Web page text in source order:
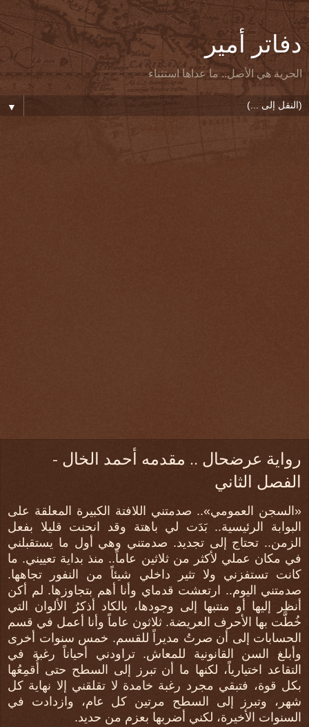
دفاتر أمير
الحرية هي الأصل.. ما عداها استثناء
▼
رواية عرضحال .. مقدمه أحمد الخال -
الفصل الثاني
«السجن العمومي».. صدمتني اللافتة الكبيرة المعلقة على
البوابة الرئيسية.. بَدَت لي باهتة وقد انحنت قليلا بفعل
الزمن.. تحتاج إلى تجديد. صدمتني وهي أول ما يستقبلني
في مكان عملي لأكثر من ثلاثين عاماً.. منذ بداية تعييني. ما
كانت تستفزني ولا تثير داخلي شيئاً من النفور تجاهها.
صدمتني اليوم.. ارتعشت قدماي وأنا أهم بتجاوزها. لم أكن
أنظر إليها أو منتبها إلى وجودها، بالكاد أذكرُ الألوان التي
خُطَّت بها الأحرف العريضة. ثلاثون عاماً وأنا أعمل في قسم
الحسابات إلى أن صرتُ مديراً للقسم. خمس سنوات أخرى
وأبلغ السن القانونية للمعاش. تراودني أحياناً رغبة في
التقاعد اختيارياً، لكنها ما أن تبرز إلى السطح حتى أُقمِعُها
بكل قوة، فتبقي مجرد رغبة خامدة لا تقلقني إلا نهاية كل
شهر، وتبرز إلى السطح مرتين كل عام، وازدادت في
السنوات الأخيرة، لكني أضربها بعزم من حديد.